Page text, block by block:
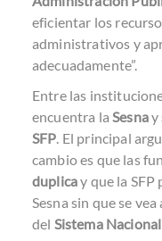
eficientar los
administrativos y
adecuadamente”.
Entre las
encuentra laSesnay
SFP. El principal
cambio es que las
duplicay que la SFP
Sesna sin que se
del Sistema